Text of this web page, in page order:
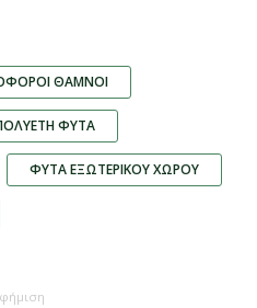
ΘΆΜΝΟΙ
ΦΥΤΆ
ΦΥΤΆ ΕΞΩΤΕΡΙΚΟΎ ΧΏΡΟΥ